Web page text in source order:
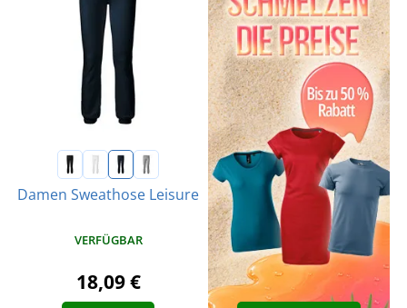
Damen Sweathose Leisure
VERFÜGBAR
18,09 €